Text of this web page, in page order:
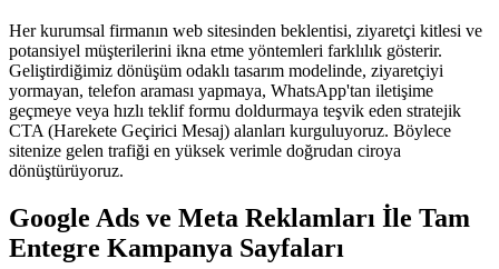
Her kurumsal firmanın web sitesinden beklentisi, ziyaretçi kitlesi ve
potansiyel müşterilerini ikna etme yöntemleri farklılık gösterir.
Geliştirdiğimiz dönüşüm odaklı tasarım modelinde, ziyaretçiyi
yormayan, telefon araması yapmaya, WhatsApp'tan iletişime
geçmeye veya hızlı teklif formu doldurmaya teşvik eden stratejik
CTA (Harekete Geçirici Mesaj) alanları kurguluyoruz. Böylece
sitenize gelen trafiği en yüksek verimle doğrudan ciroya
dönüştürüyoruz.
Google Ads ve Meta Reklamları İle Tam
Entegre Kampanya Sayfaları